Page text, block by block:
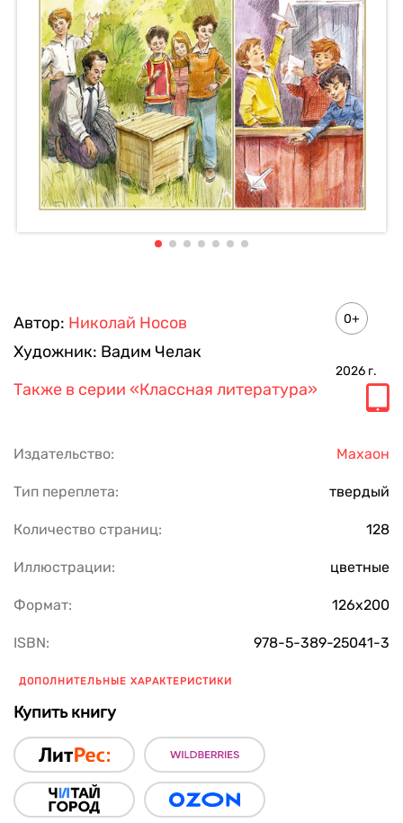
Автор: Николай Носов
Художник: Вадим Челак
0+
2026 г.
Также в серии «Классная литература»
Издательство: Махаон
Тип переплета: твердый
Количество страниц: 128
Иллюстрации: цветные
Формат: 126х200
ISBN: 978-5-389-25041-3
ДОПОЛНИТЕЛЬНЫЕ ХАРАКТЕРИСТИКИ
Купить книгу